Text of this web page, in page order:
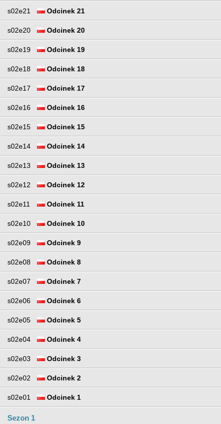
s02e21 Odcinek 21
s02e20 Odcinek 20
s02e19 Odcinek 19
s02e18 Odcinek 18
s02e17 Odcinek 17
s02e16 Odcinek 16
s02e15 Odcinek 15
s02e14 Odcinek 14
s02e13 Odcinek 13
s02e12 Odcinek 12
s02e11 Odcinek 11
s02e10 Odcinek 10
s02e09 Odcinek 9
s02e08 Odcinek 8
s02e07 Odcinek 7
s02e06 Odcinek 6
s02e05 Odcinek 5
s02e04 Odcinek 4
s02e03 Odcinek 3
s02e02 Odcinek 2
s02e01 Odcinek 1
Sezon 1